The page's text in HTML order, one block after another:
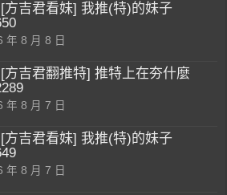
方吉君看妹] 我推(特)的妹子
年 8 月 8 日
方吉君翻推特] 推特上在夯什麼
年 8 月 7 日
方吉君看妹] 我推(特)的妹子
年 8 月 7 日